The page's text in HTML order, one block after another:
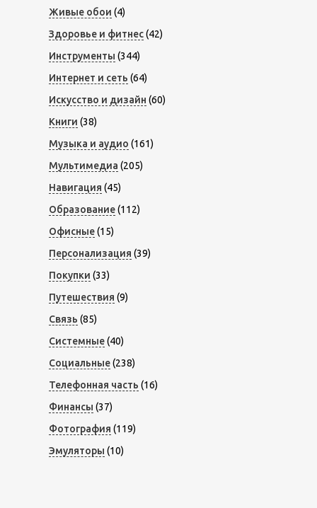
Живые обои (4)
Здоровье и фитнес(42)
Инструменты (344)
Интернет и сеть (64)
Искусство и дизайн (60)
Книги (38)
Музыка и аудио (161)
Мультимедиа (205)
Навигация (45)
Образование(112)
Офисные(15)
Персонализация (39)
Покупки (33)
Путешествия (9)
Связь (85)
Системные(40)
Социальные(238)
Телефонная часть (16)
Финансы (37)
Фотография (119)
Эмуляторы (10)